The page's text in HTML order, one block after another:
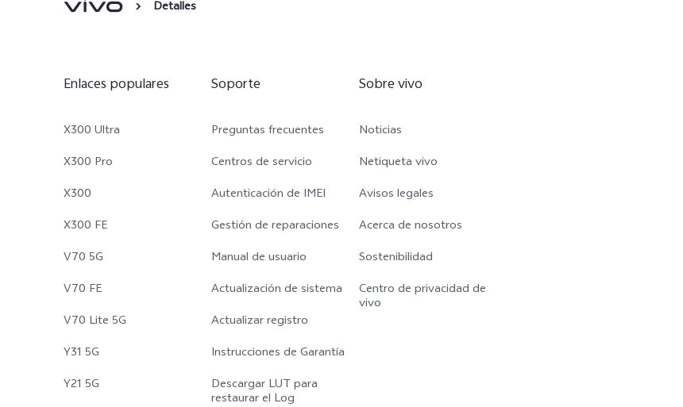
Detalles
Enlaces populares
X300 Ultra
X300 Pro
X300
X300 FE
V70 5G
V70 FE
V70 Lite 5G
Y31 5G
Y21 5G
Soporte
Preguntas frecuentes
Centros de servicio
Autenticación de IMEI
Gestión de reparaciones
Manual de usuario
Actualización de sistema
Actualizar registro
Instrucciones de Garantía
Descargar LUT para
restaurar el Log
Sobre vivo
Noticias
Netiqueta vivo
Avisos legales
Acerca de nosotros
Sostenibilidad
Centro de privacidad de
vivo